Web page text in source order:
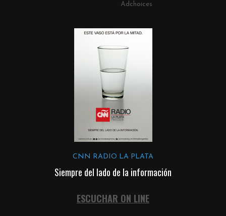
Adchoices
CNN RADIO LA PLATA
Siempre del lado de la información
ESCUCHAR ON LINE